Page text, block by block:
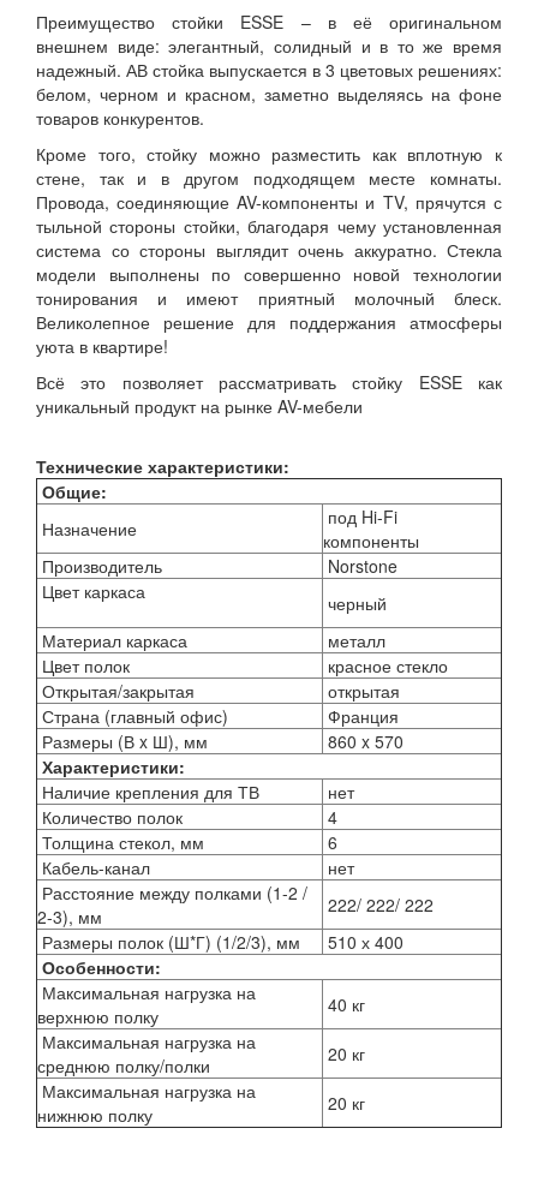
Преимущество стойки ESSE – в её оригинальном
внешнем виде: элегантный, солидный и в то же время
надежный. АВ стойка выпускается в 3 цветовых решениях:
белом, черном и красном, заметно выделяясь на фоне
товаров конкурентов.
Кроме того, стойку можно разместить как вплотную к
стене, так и в другом подходящем месте комнаты.
Провода, соединяющие AV-компоненты и TV, прячутся с
тыльной стороны стойки, благодаря чему установленная
система со стороны выглядит очень аккуратно. Стекла
модели выполнены по совершенно новой технологии
тонирования и имеют приятный молочный блеск.
Великолепное решение для поддержания атмосферы
уюта в квартире!
Всё это позволяет рассматривать стойку ESSE как
уникальный продукт на рынке AV-мебели
Технические характеристики:
Общие:
Назначение
под Hi-Fi
компоненты
Производитель
Norstone
Цвет каркаса
черный
Материал каркаса
металл
Цвет полок
красное стекло
Открытая/закрытая
открытая
Страна (главный офис)
Франция
Размеры (В x Ш), мм
860 x 570
Характеристики:
Наличие крепления для ТВ
нет
Количество полок
4
Толщина стекол, мм
6
Кабель-канал
нет
Расстояние между полками (1-2 /
2-3), мм
222/ 222/ 222
Размеры полок (Ш*Г) (1/2/3), мм
510 х 400
Особенности:
Максимальная нагрузка на
верхнюю полку
40 кг
Максимальная нагрузка на
среднюю полку/полки
20 кг
Максимальная нагрузка на
нижнюю полку
20 кг